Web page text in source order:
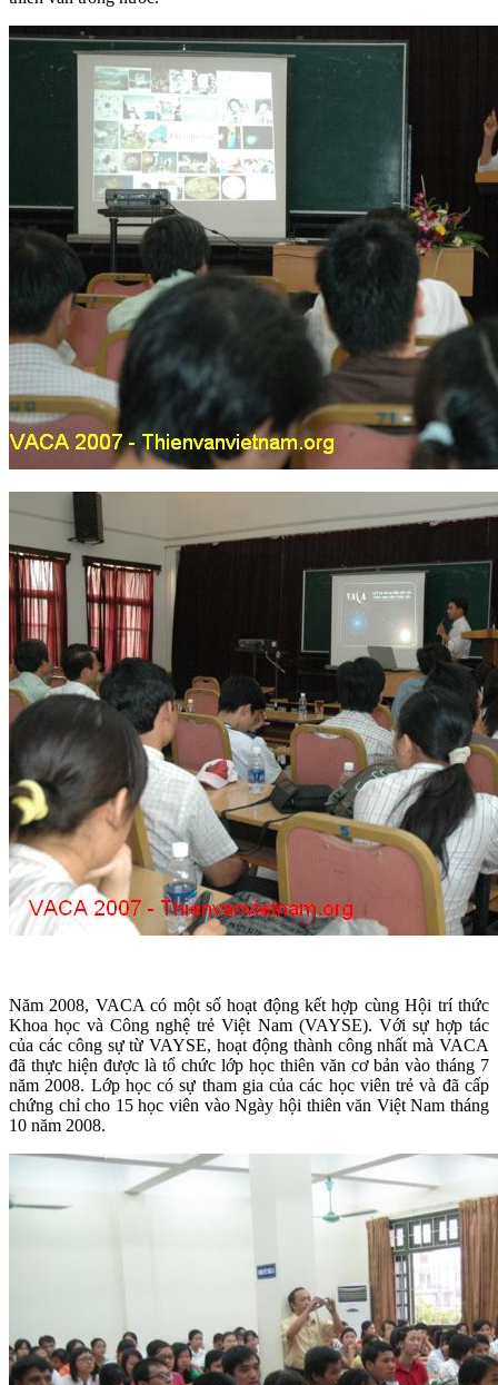
Năm 2008, VACA có một số hoạt động kết hợp cùng Hội trí thức
Khoa học và Công nghệ trẻ Việt Nam (VAYSE). Với sự hợp tác
của các công sự từ VAYSE, hoạt động thành công nhất mà VACA
đã thực hiện được là tổ chức lớp học thiên văn cơ bản vào tháng 7
năm 2008. Lớp học có sự tham gia của các học viên trẻ và đã cấp
chứng chỉ cho 15 học viên vào Ngày hội thiên văn Việt Nam tháng
10 năm 2008.